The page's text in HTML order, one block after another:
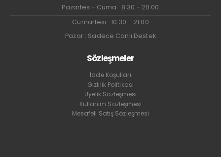
Pazartesi- Cuma : 8:30 - 20:00
Cumartesi : 10:30 - 21:00
Pazar : Sadece Canlı Destek
Sözleşmeler
İade Koşulları
Gizlilik Politikası
Üyelik Sözleşmesi
Kullanım Sözleşmesi
Mesafeli Satış Sözleşmesi